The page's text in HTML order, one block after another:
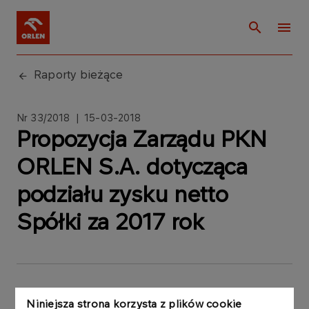
Niniejsza strona korzysta z plików cookie
Raporty bieżące
Nr 33/2018 | 15-03-2018
Propozycja Zarządu PKN
ORLEN S.A. dotycząca
podziału zysku netto
Spółki za 2017 rok